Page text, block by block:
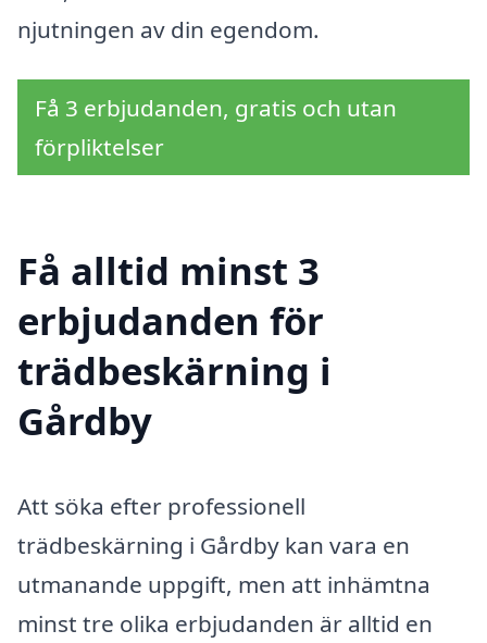
njutningen av din egendom.
Få 3 erbjudanden, gratis och utan
förpliktelser
Få alltid minst 3
erbjudanden för
trädbeskärning i
Gårdby
Att söka efter professionell
trädbeskärning i Gårdby kan vara en
utmanande uppgift, men att inhämtna
minst tre olika erbjudanden är alltid en